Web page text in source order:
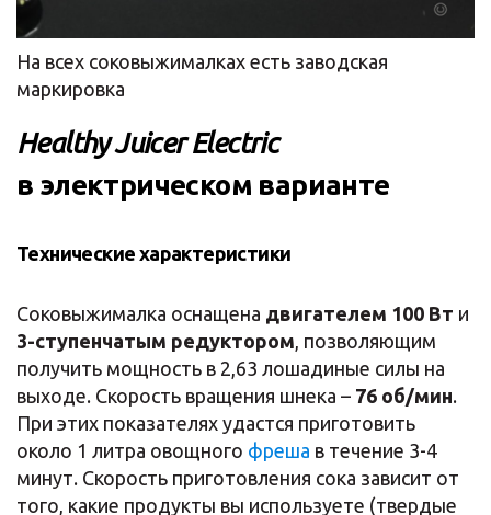
На всех соковыжималках есть заводская
маркировка
Healthy Juicer Electric
в электрическом варианте
Технические характеристики
Соковыжималка оснащена двигателем 100 Вт и
3-ступенчатым редуктором, позволяющим
получить мощность в 2,63 лошадиные силы на
выходе. Скорость вращения шнека – 76 об/мин.
При этих показателях удастся приготовить
около 1 литра овощного фреша в течение 3-4
минут. Скорость приготовления сока зависит от
того, какие продукты вы используете (твердые